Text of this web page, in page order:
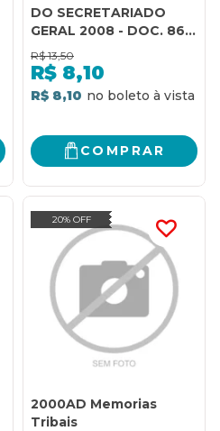
DO SECRETARIADO
GERAL 2008 - DOC. 86 -
R$ 13,50
R$ 8,10
R$ 8,10
COMPRAR
20% OFF
2000AD Memorias
Tribais